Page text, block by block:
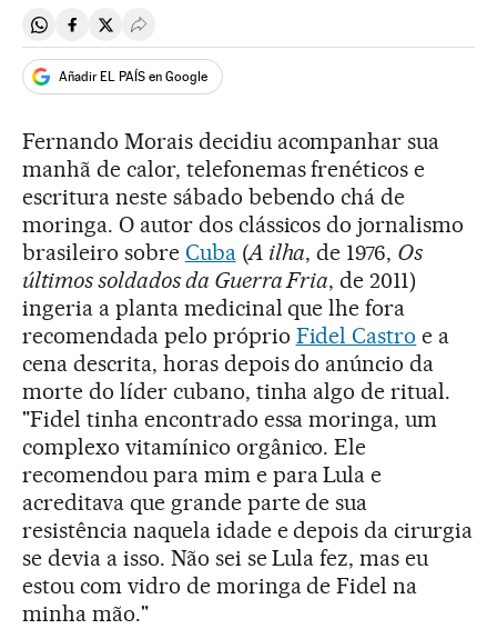
Compartir en Whatsapp
Compartir en Facebook
Compartir en Twitter
Desplegar Redes Sociales
Añadir EL PAÍS en Google
Fernando Morais decidiu acompanhar sua
manhã de calor, telefonemas frenéticos e
escritura neste sábado bebendo chá de
moringa. O autor dos clássicos do jornalismo
brasileiro sobre Cuba(A ilha, de 1976, Os
últimos soldados da Guerra Fria, de 2011)
ingeria a planta medicinal que lhe fora
recomendada pelo próprio Fidel Castro e a
cena descrita, horas depois do anúncio da
morte do líder cubano, tinha algo de ritual.
"Fidel tinha encontrado essa moringa, um
complexo vitamínico orgânico. Ele
recomendou para mim e para Lula e
acreditava que grande parte de sua
resistência naquela idade e depois da cirurgia
se devia a isso. Não sei se Lula fez, mas eu
estou com vidro de moringa de Fidel na
minha mão."